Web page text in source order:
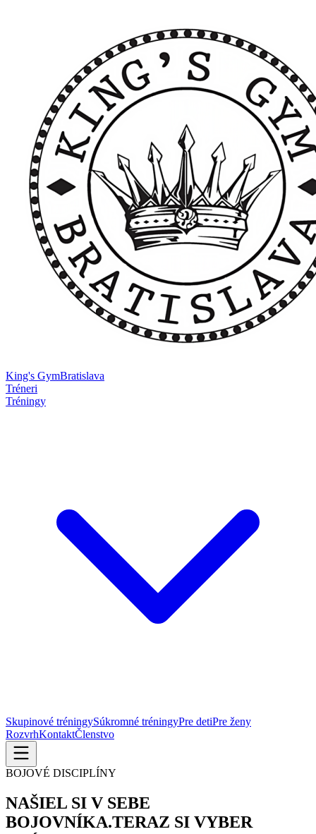
King's GymBratislava
Tréneri
Tréningy
Skupinové tréningySúkromné tréningyPre detiPre ženy
RozvrhKontaktČlenstvo
BOJOVÉ DISCIPLÍNY
NAŠIEL SI V SEBE
BOJOVNÍKA.TERAZ SI VYBER